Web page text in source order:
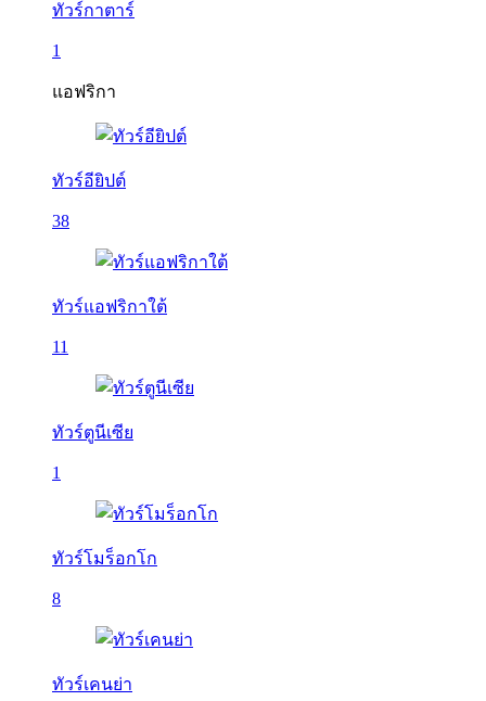
ทัวร์กาตาร์
1
แอฟริกา
ทัวร์อียิปต์
38
ทัวร์แอฟริกาใต้
11
ทัวร์ตูนีเซีย
1
ทัวร์โมร็อกโก
8
ทัวร์เคนย่า